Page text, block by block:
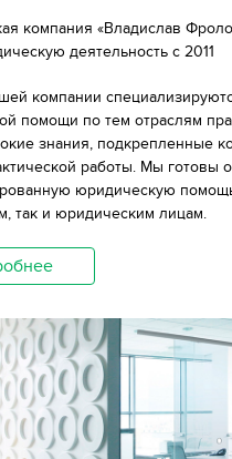
компания «Владислав
деятельность с 2011
компании
помощи по тем отраслям
знания, подкрепленные
работы. Мы готовы
юридическую
так и юридическим лицам.